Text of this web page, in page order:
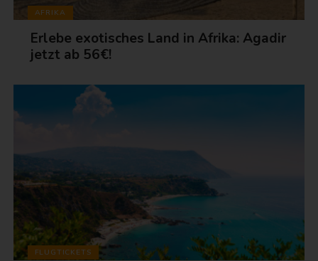
AFRIKA
Erlebe exotisches Land in Afrika: Agadir
jetzt ab 56€!
FLUGTICKETS